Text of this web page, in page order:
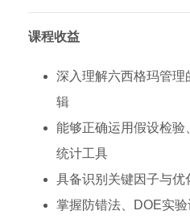
课程收益
深入理解六西格玛管理
辑
能够正确运用假设检
统计工具
具备识别关键因子与优
掌握防错法、DOE实